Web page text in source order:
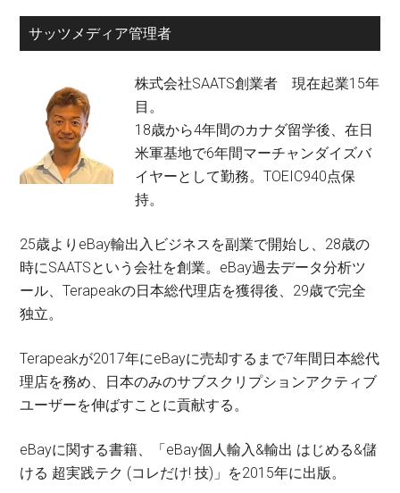
サッツメディア管理者
株式会社SAATS創業者 現在起業15年
目。
18歳から4年間のカナダ留学後、在日
米軍基地で6年間マーチャンダイズバ
イヤーとして勤務。TOEIC940点保
持。
25歳よりeBay輸出入ビジネスを副業で開始し、28歳の
時にSAATSという会社を創業。eBay過去データ分析ツ
ール、Terapeakの日本総代理店を獲得後、29歳で完全
独立。
Terapeakが2017年にeBayに売却するまで7年間日本総代
理店を務め、日本のみのサブスクリプションアクティブ
ユーザーを伸ばすことに貢献する。
eBayに関する書籍、「eBay個人輸入&輸出 はじめる&儲
ける 超実践テク (コレだけ! 技)」を2015年に出版。